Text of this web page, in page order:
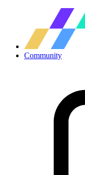
Community